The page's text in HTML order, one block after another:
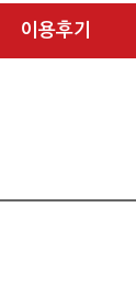
이용후기